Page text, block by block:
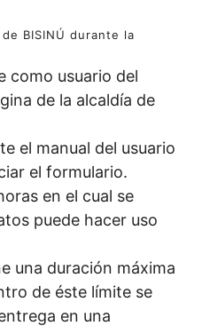
BISINÚ durante la
como usuario del
de la alcaldía de
el manual del usuario
el formulario.
en el cual se
puede hacer uso
una duración máxima
de éste límite se
en una